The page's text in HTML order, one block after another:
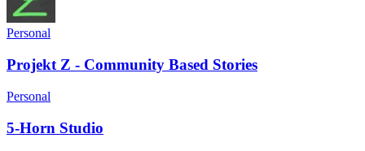
Personal
Projekt Z - Community Based Stories
Personal
5-Horn Studio